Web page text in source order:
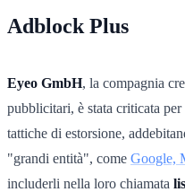
Adblock Plus
Eyeo GmbH, la compagnia
pubblicitari, è stata criticata
tattiche di estorsione,
"grandi entità", come Google,
includerli nella loro chiamata